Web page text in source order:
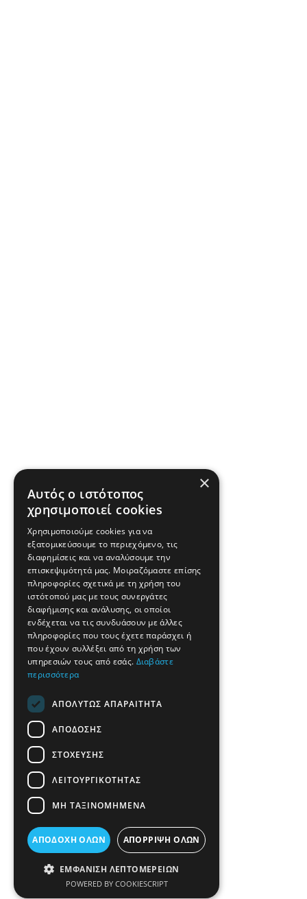
×
Αυτός ο ιστότοπος
χρησιμοποιεί cookies
Χρησιμοποιούμε cookies για να
εξατομικεύσουμε το περιεχόμενο, τις
διαφημίσεις και να αναλύσουμε την
επισκεψιμότητά μας. Μοιραζόμαστε επίσης
πληροφορίες σχετικά με τη χρήση του
ιστότοπού μας με τους συνεργάτες
διαφήμισης και ανάλυσης, οι οποίοι
ενδέχεται να τις συνδυάσουν με άλλες
πληροφορίες που τους έχετε παράσχει ή
που έχουν συλλέξει από τη χρήση των
υπηρεσιών τους από εσάς. Διαβάστε
περισσότερα
ΑΠΟΛΎΤΩΣ ΑΠΑΡΑΊΤΗΤΑ
ΑΠΌΔΟΣΗΣ
ΣΤΌΧΕΥΣΗΣ
ΛΕΙΤΟΥΡΓΙΚΌΤΗΤΑΣ
ΜΗ ΤΑΞΙΝΟΜΗΜΈΝΑ
ΑΠΟΔΟΧΉ ΌΛΩΝ ΑΠΌΡΡΙΨΗ ΌΛΩΝ
ΕΜΦΆΝΙΣΗ ΛΕΠΤΟΜΕΡΕΙΏΝ
POWERED BY COOKIESCRIPT